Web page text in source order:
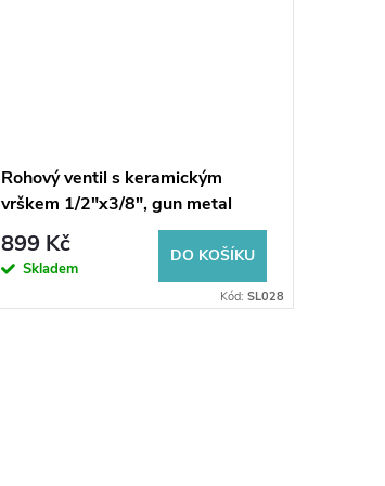
Rohový ventil s keramickým
vrškem 1/2"x3/8", gun metal
899 Kč
Skladem
DO KOŠÍKU
Kód: SL028